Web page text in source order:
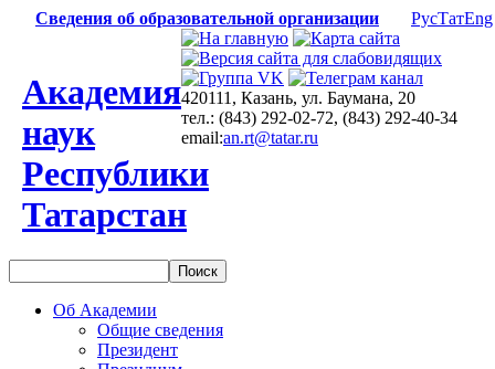
Сведения об образовательной организации РусТатEng
Академия
наук
Республики
Татарстан
420111, Казань, ул. Баумана, 20
тел.: (843) 292-02-72, (843) 292-40-34
email:an.rt@tatar.ru
Об Академии
Общие сведения
Президент